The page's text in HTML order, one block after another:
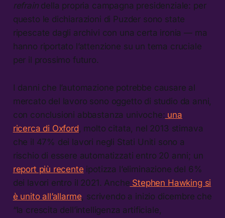
refraindella propria campagna presidenziale: per
questo le dichiarazioni di Puzder sono state
ripescate dagli archivi con una certa ironia — ma
hanno riportato l’attenzione su un tema cruciale
per il prossimo futuro.
I danni che l’automazione potrebbe causare al
mercato del lavoro sono oggetto di studio da anni,
con conclusioni abbastanza univoche: una
ricerca di Oxford, molto citata, nel 2013 stimava
che il 47% dei lavori negli Stati Uniti sono a
rischio di essere automatizzati entro 20 anni; un
report più recente ipotizza l’eliminazione del 6%
dei lavori entro il 2021. Anche Stephen Hawking si
è unito all’allarme, scrivendo a inizio dicembre che
“la crescita dell’intelligenza artificiale,